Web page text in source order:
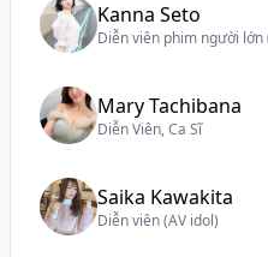
Kanna Seto
Diễn viên phim người
Mary Tachibana
Diễn Viên, Ca Sĩ
Saika Kawakita
Diễn viên (AV idol)